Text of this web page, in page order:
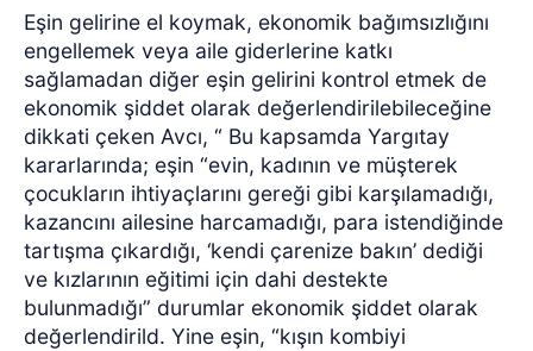
Eşin gelirine el koymak, ekonomik bağımsızlığını
engellemek veya aile giderlerine katkı
sağlamadan diğer eşin gelirini kontrol etmek de
ekonomik şiddet olarak değerlendirilebileceğine
dikkati çeken Avcı, “ Bu kapsamda Yargıtay
kararlarında; eşin “evin, kadının ve müşterek
çocukların ihtiyaçlarını gereği gibi karşılamadığı,
kazancını ailesine harcamadığı, para istendiğinde
tartışma çıkardığı, ‘kendi çarenize bakın’ dediği
ve kızlarının eğitimi için dahi destekte
bulunmadığı” durumlar ekonomik şiddet olarak
değerlendirild. Yine eşin, “kışın kombiyi